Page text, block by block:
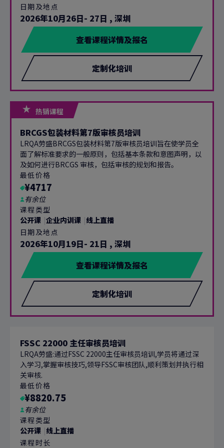
日期及地点
2026年10月26日- 27日 , 深圳
查看课程详情及报名
定制化培训
BRCGS包装材料第7版审核员培训
热销课程
LRQA劳盛BRCGS包装材料第7版审核员培训旨在使学员全
面了解标准要求的一般原则，包括基本条款和意图声明，以
及如何进行BRCGS 审核，包括审核的规划和报告。
最低价格
¥4717
有余位
课程类型
公开课 企业内训课 线上直播
日期及地点
2026年10月19日- 21日 , 深圳
查看课程详情及报名
定制化培训
FSSC 22000 主任审核员培训
LRQA劳盛:通过FSSC 22000主任审核员培训,学员将通过深
入学习,掌握审核技巧,领导FSSC审核团队,顺利策划并执行相
关审核.
最低价格
¥8820.75
有余位
课程类型
公开课 线上直播
课程时长